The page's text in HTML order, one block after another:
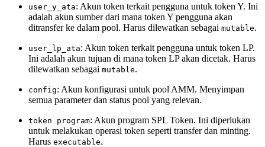
user_y_ata: Akun token terkait pengguna untuk token Y. Ini
adalah akun sumber dari mana token Y pengguna akan
ditransfer ke dalam pool. Harus dilewatkan sebagai mutable.
user_lp_ata: Akun token terkait pengguna untuk token LP.
Ini adalah akun tujuan di mana token LP akan dicetak. Harus
dilewatkan sebagai mutable.
config: Akun konfigurasi untuk pool AMM. Menyimpan
semua parameter dan status pool yang relevan.
token program: Akun program SPL Token. Ini diperlukan
untuk melakukan operasi token seperti transfer dan minting.
Harus executable.